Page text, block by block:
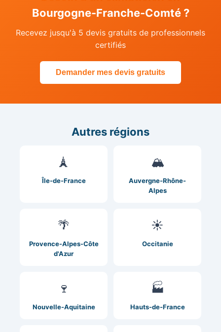
Bourgogne-Franche-Comté ?
Recevez jusqu'à 5 devis gratuits de professionnels
certifiés
Demander mes devis gratuits
Autres régions
🗼
Île-de-France
🏔️
Auvergne-Rhône-
Alpes
🌴
Provence-Alpes-Côte
d'Azur
☀️
Occitanie
🍷
Nouvelle-Aquitaine
🏭
Hauts-de-France